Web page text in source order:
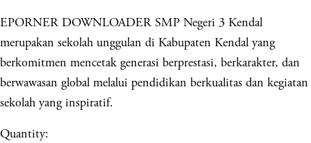
EPORNER DOWNLOADER SMP Negeri 3 Kendal
merupakan sekolah unggulan di Kabupaten Kendal yang
berkomitmen mencetak generasi berprestasi, berkarakter, dan
berwawasan global melalui pendidikan berkualitas dan kegiatan
sekolah yang inspiratif.
Quantity: